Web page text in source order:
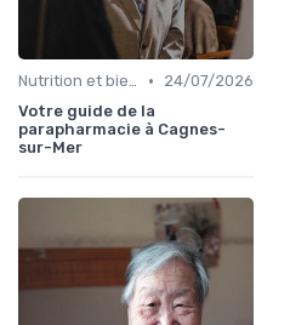
Nutrition et bien-être •
24/07/2026
Votre guide de la
parapharmacie à Cagnes-
sur-Mer